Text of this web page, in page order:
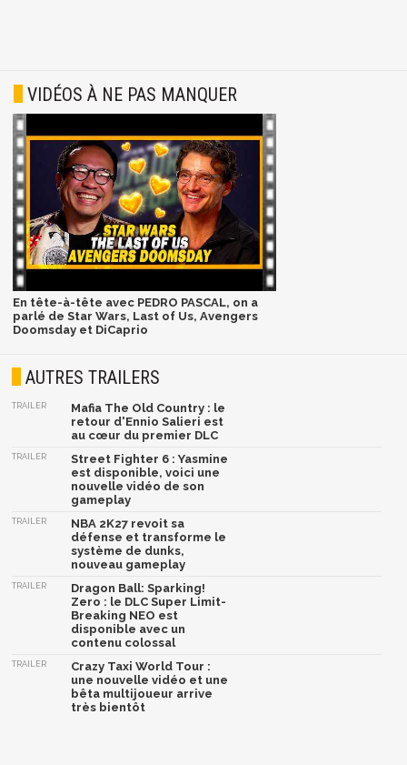
VIDÉOS À NE PAS MANQUER
En tête-à-tête avec PEDRO PASCAL, on a
parlé de Star Wars, Last of Us, Avengers
Doomsday et DiCaprio
AUTRES TRAILERS
TRAILER
Mafia The Old Country : le
retour d'Ennio Salieri est
au cœur du premier DLC
TRAILER
Street Fighter 6 : Yasmine
est disponible, voici une
nouvelle vidéo de son
gameplay
TRAILER
NBA 2K27 revoit sa
défense et transforme le
système de dunks,
nouveau gameplay
TRAILER
Dragon Ball: Sparking!
Zero : le DLC Super Limit-
Breaking NEO est
disponible avec un
contenu colossal
TRAILER
Crazy Taxi World Tour :
une nouvelle vidéo et une
bêta multijoueur arrive
très bientôt